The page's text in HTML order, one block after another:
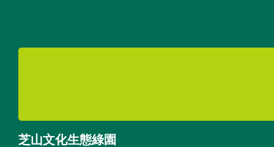
芝山文化生態綠園